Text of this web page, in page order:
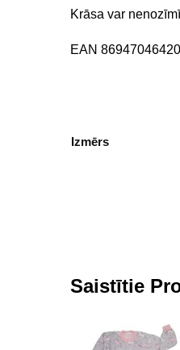
Krāsa var
EAN
Izmērs
Saistītie